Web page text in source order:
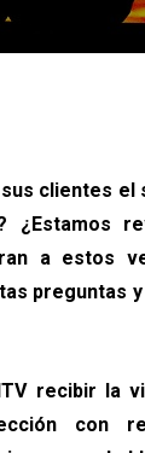
clientes el
¿Estamos
a estos
preguntas
recibir la
con